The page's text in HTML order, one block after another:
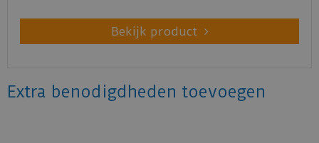
Bekijk product
Extra benodigdheden toevoegen